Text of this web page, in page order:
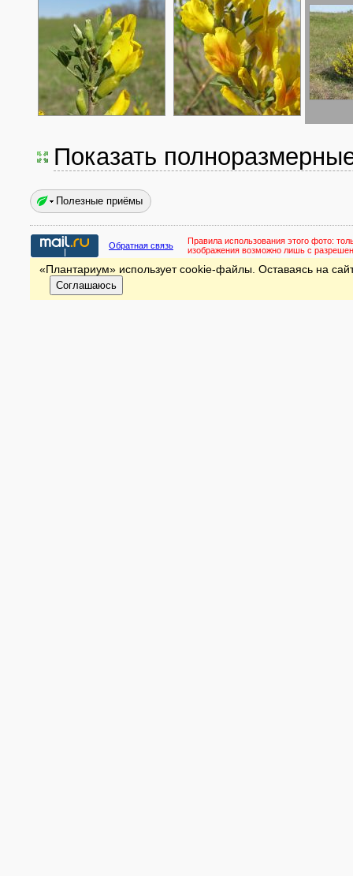
Показать
Полезные приёмы
Обратная связь Правила использования этого фото:
изображения возможно лишь с
«Плантариум» использует cookie-файлы. Оставаясь на
Соглашаюсь